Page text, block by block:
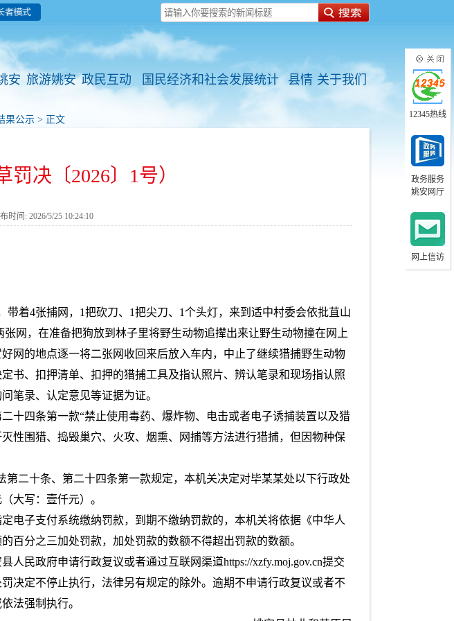
安 旅游姚安 政民互动 国民经济和社会发展统计 县情 关于我们
果公示 > 正文
决〔2026〕1号）
时间: 2026/5/25 10:24:10
着4张捕网，1把砍刀、1把尖刀、1个头灯，来到适中村委会依批苴山
两张网，在准备把狗放到林子里将野生动物追撵出来让野生动物撞在网上
网的地点逐一将二张网收回来后放入车内，中止了继续猎捕野生动物
书、扣押清单、扣押的猎捕工具及指认照片、辨认笔录和现场指认照
笔录、认定意见等证据为证。
十四条第一款“禁止使用毒药、爆炸物、电击或者电子诱捕装置以及猎
性围猎、捣毁巢穴、火攻、烟熏、网捕等方法进行猎捕，但因物种保
二十条、第二十四条第一款规定，本机关决定对毕某某处以下行政处
大写：壹仟元）。
电子支付系统缴纳罚款，到期不缴纳罚款的，本机关将依据《中华人
百分之三加处罚款，加处罚款的数额不得超出罚款的数额。
民政府申请行政复议或者通过互联网渠道https://xzfy.moj.gov.cn提交
决定不停止执行，法律另有规定的除外。逾期不申请行政复议或者不
法强制执行。
12345热线
政务服务
姚安网厅
网上信访